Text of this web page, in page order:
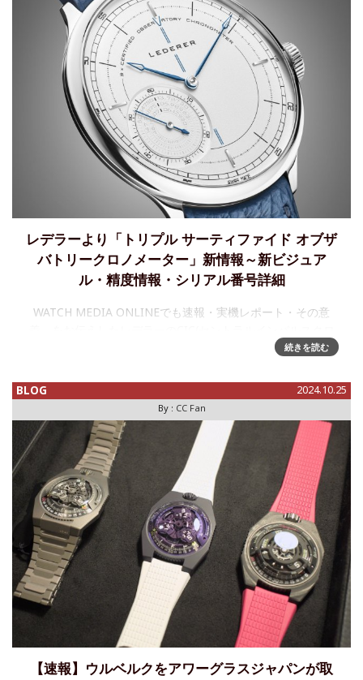
レデラーより「トリプル サーティファイド オブザ
バトリークロノメーター」新情報～新ビジュア
ル・精度情報・シリアル番号詳細
WATCH MEDIA ONLINEでも速報・実機レポート・その意
ノメーター)44mmケースの最終章、トリプル サーティファイ
続きを読む
BLOG 2024.10.25
By : CC Fan
【速報】ウルベルクをアワーグラスジャパンが取